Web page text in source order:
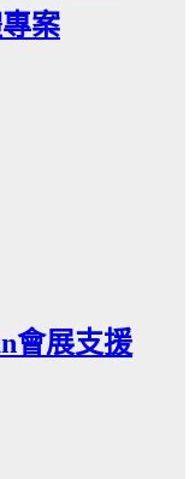
案
會展支援